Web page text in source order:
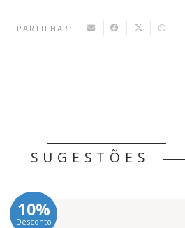
PARTILHAR:
SUGESTÕES
10%
Desconto